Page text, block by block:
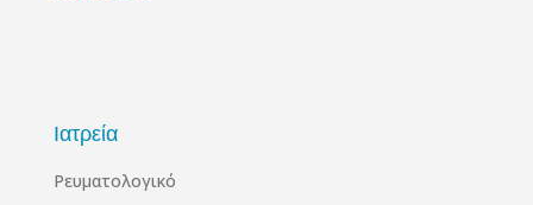
Ιατρεία
Ρευματολογικό